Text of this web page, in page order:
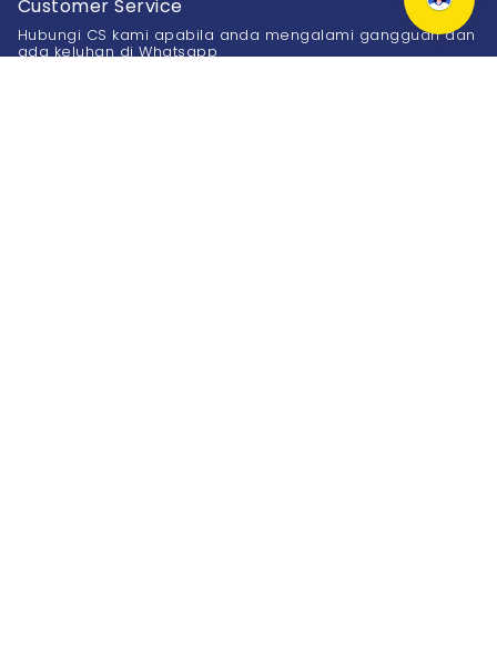
Customer Service
Hubungi CS kami apabila anda mengalami gangguan dan
ada keluhan di Whatsapp